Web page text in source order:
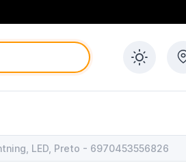
LED, Preto - 6970453556826